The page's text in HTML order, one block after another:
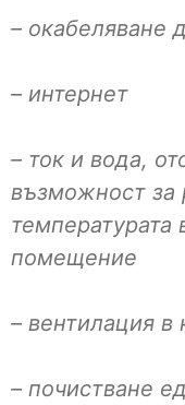
– окабеляване
– интернет
– ток и вода,
възможност за
температурата
помещение
– вентилация в
– почистване